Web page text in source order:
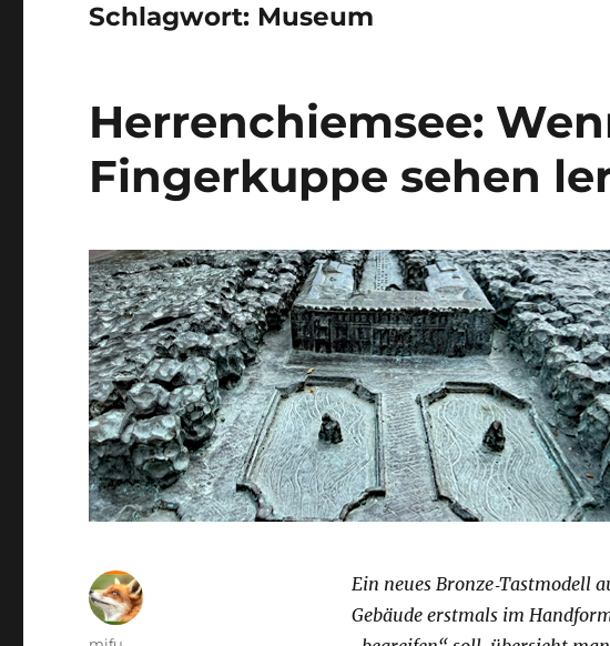
Schlagwort: Museum
Herrenchiemsee:
Fingerkuppe sehen
Ein neues Bronze‑Tastmodell
Gebäude erstmals im